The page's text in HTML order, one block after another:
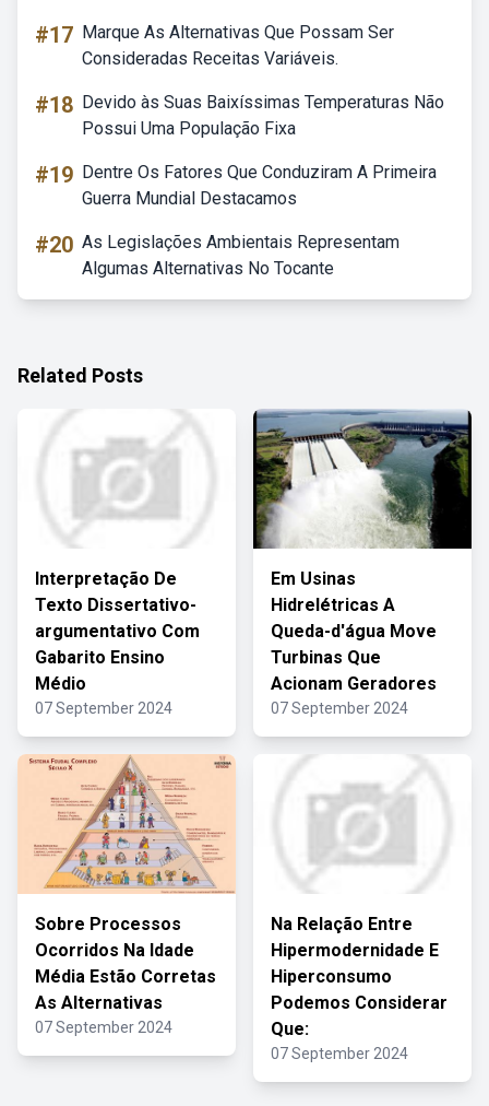
#17 Marque As Alternativas Que Possam Ser
Consideradas Receitas Variáveis.
#18 Devido às Suas Baixíssimas Temperaturas Não
Possui Uma População Fixa
#19 Dentre Os Fatores Que Conduziram A Primeira
Guerra Mundial Destacamos
#20 As Legislações Ambientais Representam
Algumas Alternativas No Tocante
Related Posts
Interpretação De
Texto Dissertativo-
argumentativo Com
Gabarito Ensino
Médio
07 September 2024
Em Usinas
Hidrelétricas A
Queda-d'água Move
Turbinas Que
Acionam Geradores
07 September 2024
Sobre Processos
Ocorridos Na Idade
Média Estão Corretas
As Alternativas
07 September 2024
Na Relação Entre
Hipermodernidade E
Hiperconsumo
Podemos Considerar
Que:
07 September 2024